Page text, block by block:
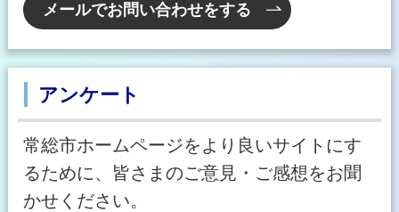
メールでお問い合わせをする
アンケート
常総市ホームページをより良いサイトにす
るために、皆さまのご意見・ご感想をお聞
かせください。